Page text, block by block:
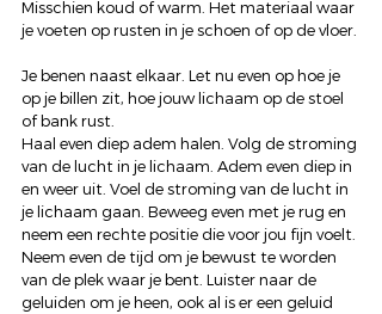
Misschien koud of warm. Het materiaal waar
je voeten op rusten in je schoen of op de vloer.
Je benen naast elkaar. Let nu even op hoe je
op je billen zit, hoe jouw lichaam op de stoel
of bank rust.
Haal even diep adem halen. Volg de stroming
van de lucht in je lichaam. Adem even diep in
en weer uit. Voel de stroming van de lucht in
je lichaam gaan. Beweeg even met je rug en
neem een rechte positie die voor jou fijn voelt.
Neem even de tijd om je bewust te worden
van de plek waar je bent. Luister naar de
geluiden om je heen, ook al is er een geluid